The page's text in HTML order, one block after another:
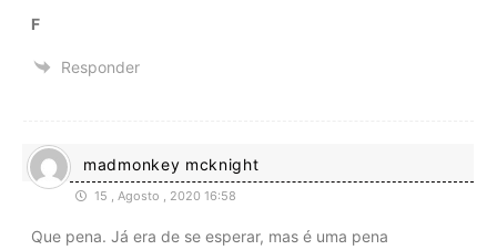
F
Responder
madmonkey mcknight
15 , Agosto , 2020 16:58
Que pena. Já era de se esperar, mas é uma pena